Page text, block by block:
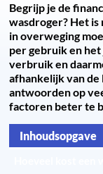
Begrijp je de
wasdroger? Het
in overweging
per gebruik en
verbruik en
afhankelijk van
antwoorden op
factoren beter te
Inhoudsopgave